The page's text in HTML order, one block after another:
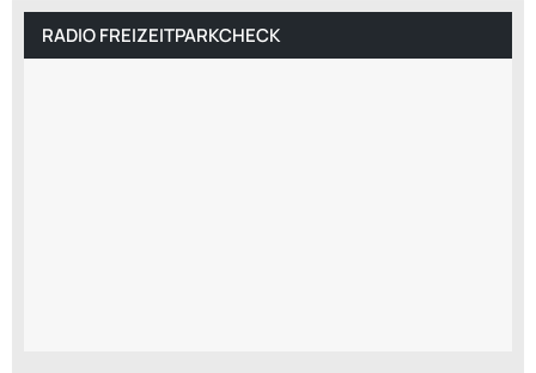
RADIO FREIZEITPARKCHECK